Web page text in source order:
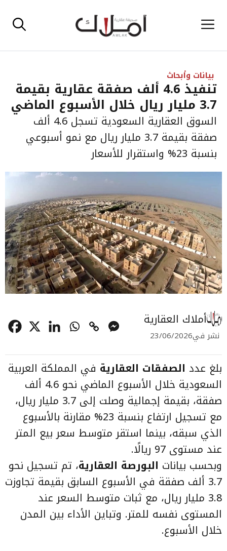
إلى القائمة
بيانات وأبحاث
تنفيذ 4.6 ألف صفقة عقارية بقيمة
3.7 مليار ريال خلال الأسبوع الماضي
السوق العقارية السعودية تسجل 4.6 ألف
صفقة بقيمة 3.7 مليار ريال مع نمو أسبوعي
بنسبة 23% واستقرار للأسعار
أملاك العقارية
نشر في23/06/2026
بلغ عدد الصفقات العقارية في المملكة العربية
السعودية خلال الأسبوع الماضي نحو 4.6 ألف
صفقة، بقيمة إجمالية وصلت إلى 3.7 مليار ريال،
مع تسجيل ارتفاع بنسبة 23% مقارنة بالأسبوع
الذي سبقه، بينما استقر متوسط سعر بيع المتر
عند مستوى 97 ريالًا.
وبحسب بيانات البورصة العقارية، تم تسجيل نحو
3.7 ألف صفقة في الأسبوع السابق بقيمة تجاوزت
3.8 مليار ريال، مع ثبات متوسط السعر عند
المستوى نفسه للمتر. وتباين الأداء بين المدن
خلال الأسبوع.